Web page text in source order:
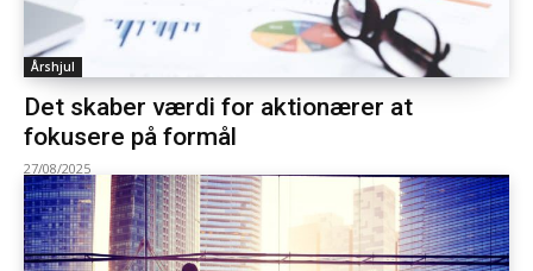
Årshjul
Det skaber værdi for aktionærer at
fokusere på formål
27/08/2025